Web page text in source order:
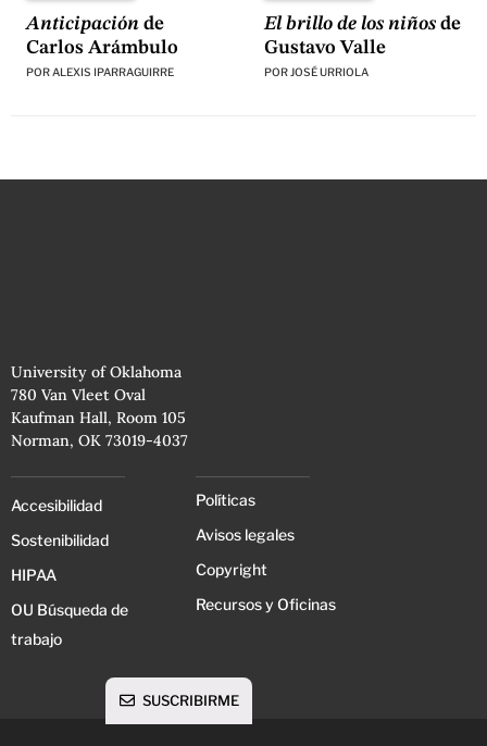
Anticipaciónde
Carlos Arámbulo
PORALEXIS IPARRAGUIRRE
El brillo de los niñosde
Gustavo Valle
POR JOSÉ URRIOLA
University of Oklahoma
780 Van Vleet Oval
Kaufman Hall, Room 105
Norman, OK 73019-4037
Accesibilidad
Sostenibilidad
HIPAA
OU Búsqueda de
trabajo
Políticas
Avisos legales
Copyright
Recursos y Oficinas
SUSCRIBIRME